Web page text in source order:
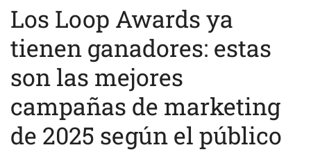
Los Loop Awards ya
tienen ganadores: estas
son las mejores
campañas de marketing
de 2025 según el público